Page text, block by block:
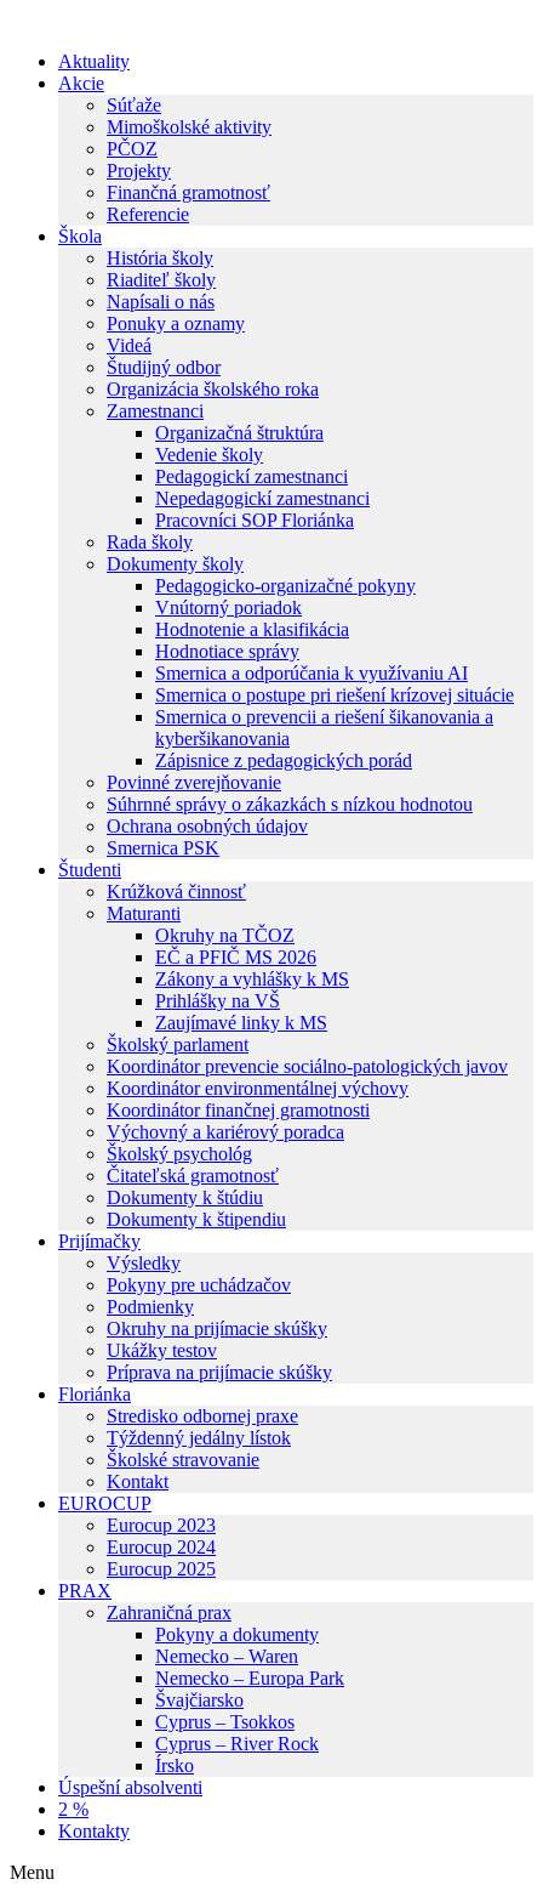
obsah
Aktuality
Akcie
Súťaže
Mimoškolské aktivity
PČOZ
Projekty
Finančná gramotnosť
Referencie
Škola
História školy
Riaditeľ školy
Napísali o nás
Ponuky a oznamy
Videá
Študijný odbor
Organizácia školského roka
Zamestnanci
Organizačná štruktúra
Vedenie školy
Pedagogickí zamestnanci
Nepedagogickí zamestnanci
Pracovníci SOP Floriánka
Rada školy
Dokumenty školy
Pedagogicko-organizačné pokyny
Vnútorný poriadok
Hodnotenie a klasifikácia
Hodnotiace správy
Smernica a odporúčania k využívaniu AI
Smernica o postupe pri riešení krízovej situácie
Smernica o prevencii a riešení šikanovania a
kyberšikanovania
Zápisnice z pedagogických porád
Povinné zverejňovanie
Súhrnné správy o zákazkách s nízkou hodnotou
Ochrana osobných údajov
Smernica PSK
Študenti
Krúžková činnosť
Maturanti
Okruhy na TČOZ
EČ a PFIČ MS 2026
Zákony a vyhlášky k MS
Prihlášky na VŠ
Zaujímavé linky k MS
Školský parlament
Koordinátor prevencie sociálno-patologických javov
Koordinátor environmentálnej výchovy
Koordinátor finančnej gramotnosti
Výchovný a kariérový poradca
Školský psychológ
Čitateľská gramotnosť
Dokumenty k štúdiu
Dokumenty k štipendiu
Prijímačky
Výsledky
Pokyny pre uchádzačov
Podmienky
Okruhy na prijímacie skúšky
Ukážky testov
Príprava na prijímacie skúšky
Floriánka
Stredisko odbornej praxe
Týždenný jedálny lístok
Školské stravovanie
Kontakt
EUROCUP
Eurocup 2023
Eurocup 2024
Eurocup 2025
PRAX
Zahraničná prax
Pokyny a dokumenty
Nemecko – Waren
Nemecko – Europa Park
Švajčiarsko
Cyprus – Tsokkos
Cyprus – River Rock
Írsko
Úspešní absolventi
2 %
Kontakty
Menu